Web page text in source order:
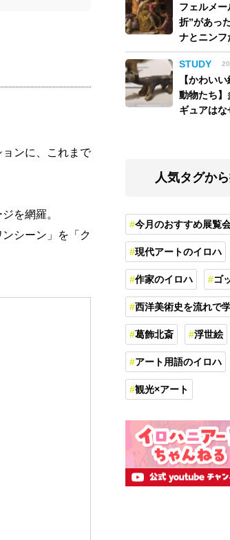
ンに、これまで
を網羅。
シーン」を「ク
フェルメー
折”があっ
ナとニンフ
読み解く巨
STUDY
【かわい
動物たち】
ギュアは
人気タグか
今月のおすすめ展覧
現代アートのイロハ
作家のイロハ ゴ
西洋美術史を流れで
葛飾北斎 浮世絵
アート用語のイロハ
観光×アート